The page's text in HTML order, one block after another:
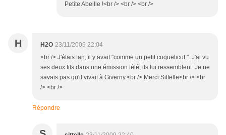
Petite Abeille !<br /> <br /> <br />
H H2O 23/11/2009 22:04
<br /> J'étais fan, il y avait "comme un petit coquelicot ". J'ai vu
ses deux fils dans une émission télé, ils lui ressemblent. Je ne
savais pas qu'il vivait à Giverny.<br /> Merci Sittelle<br /> <br
/> <br />
Répondre